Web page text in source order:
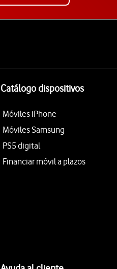
Catálogo dispositivos
Móviles iPhone
Móviles Samsung
PS5 digital
Financiar móvil a plazos